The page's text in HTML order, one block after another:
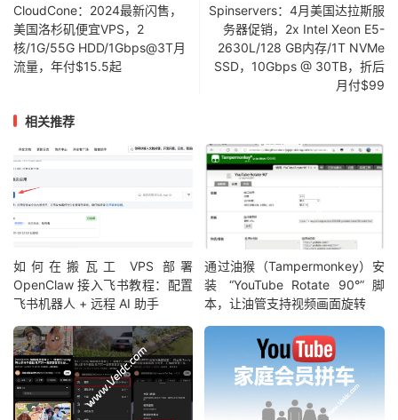
CloudCone：2024最新闪售，
美国洛杉矶便宜VPS，2
核/1G/55G HDD/1Gbps@3T月
流量，年付$15.5起
Spinservers：4月美国达拉斯服
务器促销，2x Intel Xeon E5-
2630L/128 GB内存/1T NVMe
SSD，10Gbps @ 30TB，折后
月付$99
相关推荐
如何在搬瓦工 VPS 部署
OpenClaw 接入飞书教程：配置
飞书机器人 + 远程 AI 助手
通过油猴（Tampermonkey）安
装 “YouTube Rotate 90°” 脚
本，让油管支持视频画面旋转